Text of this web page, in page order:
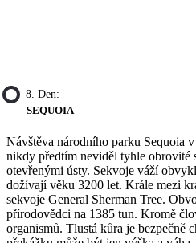
8. Den:
SEQUOIA
Návštěva národního parku Sequoia
nikdy předtím neviděl tyhle obrovité
otevřenými ústy. Sekvoje váží
dožívají věku 3200 let. Krále mezi
sekvoje General Sherman Tree.
přírodovědci na 1385 tun. Kromě
organismů. Tlustá kůra je bezpečně